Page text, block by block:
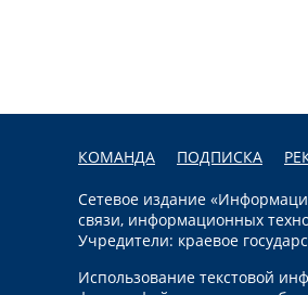
КОМАНДА ПОДПИСКА
Сетевое издание
связи, информационных
Учредители: краевое
Использование текстовой